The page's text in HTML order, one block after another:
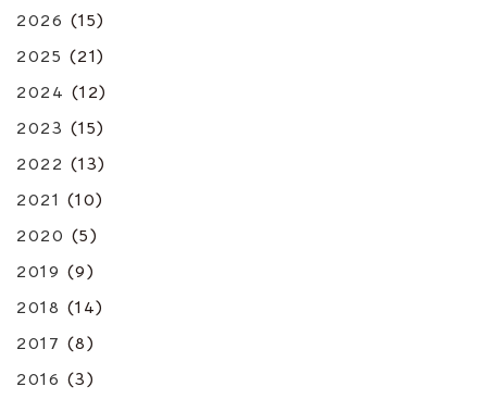
2026 (15)
2025 (21)
2024 (12)
2023 (15)
2022 (13)
2021 (10)
2020 (5)
2019 (9)
2018 (14)
2017 (8)
2016 (3)